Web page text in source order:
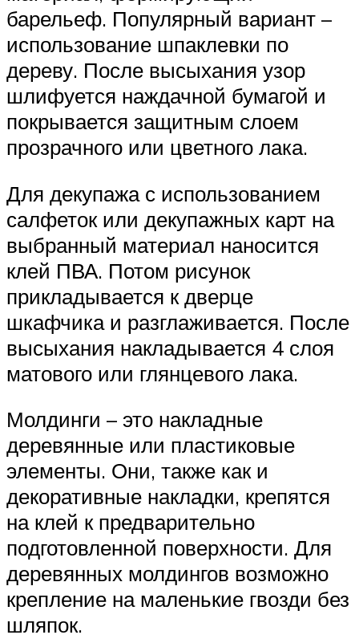
барельеф. Популярный вариант –
использование шпаклевки по
дереву. После высыхания узор
шлифуется наждачной бумагой и
покрывается защитным слоем
прозрачного или цветного лака.
Для декупажа с использованием
салфеток или декупажных карт на
выбранный материал наносится
клей ПВА. Потом рисунок
прикладывается к дверце
шкафчика и разглаживается. После
высыхания накладывается 4 слоя
матового или глянцевого лака.
Молдинги – это накладные
деревянные или пластиковые
элементы. Они, также как и
декоративные накладки, крепятся
на клей к предварительно
подготовленной поверхности. Для
деревянных молдингов возможно
крепление на маленькие гвозди без
шляпок.